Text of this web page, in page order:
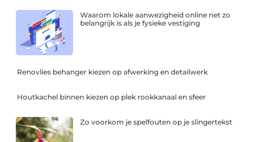
Waarom lokale aanwezigheid online net zo
belangrijk is als je fysieke vestiging
Renovlies behanger kiezen op afwerking en detailwerk
Houtkachel binnen kiezen op plek rookkanaal en sfeer
Zo voorkom je spelfouten op je slingertekst